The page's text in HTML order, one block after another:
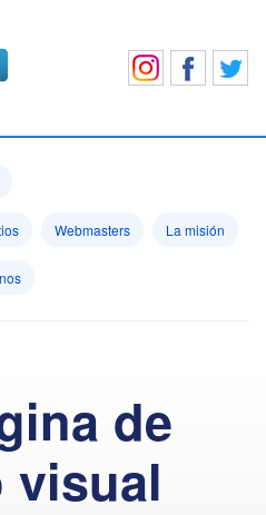
Webmasters La misión
de